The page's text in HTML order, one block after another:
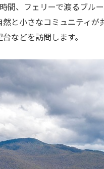
間、フェリーで渡るブル
と小さなコミュニティ
などを訪問します。